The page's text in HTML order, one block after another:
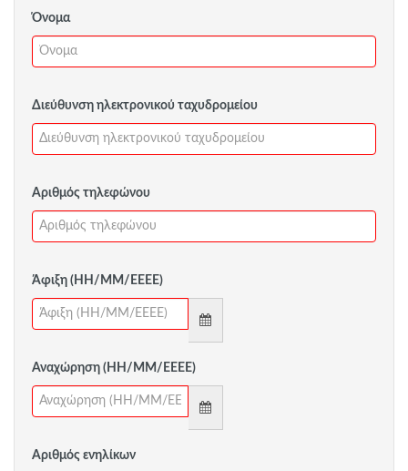
Όνομα
Διεύθυνση ηλεκτρονικού ταχυδρομείου
Αριθμός τηλεφώνου
Άφιξη (ΗΗ/ΜΜ/ΕΕΕΕ)
Αναχώρηση (ΗΗ/ΜΜ/ΕΕΕΕ)
Αριθμός ενηλίκων